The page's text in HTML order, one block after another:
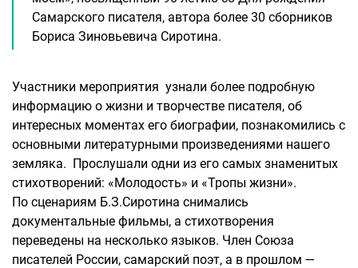
Самарского писателя, автора более 30 сборников
Бориса Зиновьевича Сиротина.
Участники мероприятия узнали более подробную
информацию о жизни и творчестве писателя, об
интересных моментах его биографии, познакомились с
основными литературными произведениями нашего
земляка. Прослушали одни из его самых знаменитых
стихотворений: «Молодость» и «Тропы жизни».
По сценариям Б.З.Сиротина снимались
документальные фильмы, а стихотворения
переведены на несколько языков. Член Союза
писателей России, самарский поэт, а в прошлом —